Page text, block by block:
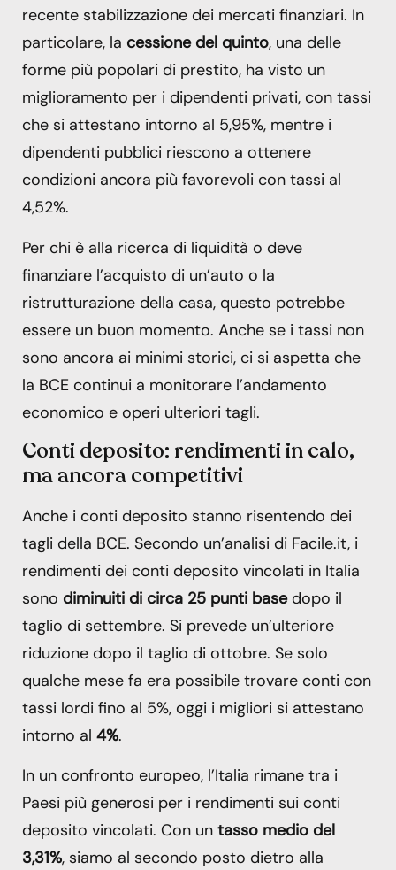
recente stabilizzazione dei mercati finanziari. In
particolare, la cessione del quinto, una delle
forme più popolari di prestito, ha visto un
miglioramento per i dipendenti privati, con tassi
che si attestano intorno al 5,95%, mentre i
dipendenti pubblici riescono a ottenere
condizioni ancora più favorevoli con tassi al
4,52%.
Per chi è alla ricerca di liquidità o deve
finanziare l’acquisto di un’auto o la
ristrutturazione della casa, questo potrebbe
essere un buon momento. Anche se i tassi non
sono ancora ai minimi storici, ci si aspetta che
la BCE continui a monitorare l’andamento
economico e operi ulteriori tagli.
Conti deposito: rendimenti in calo,
ma ancora competitivi
Anche i conti deposito stanno risentendo dei
tagli della BCE. Secondo un’analisi di Facile.it, i
rendimenti dei conti deposito vincolati in Italia
sono diminuiti di circa 25 punti basedopo il
taglio di settembre. Si prevede un’ulteriore
riduzione dopo il taglio di ottobre. Se solo
qualche mese fa era possibile trovare conti con
tassi lordi fino al 5%, oggi i migliori si attestano
intorno al 4%.
In un confronto europeo, l’Italia rimane tra i
Paesi più generosi per i rendimenti sui conti
deposito vincolati. Con un tasso medio del
3,31%, siamo al secondo posto dietro alla